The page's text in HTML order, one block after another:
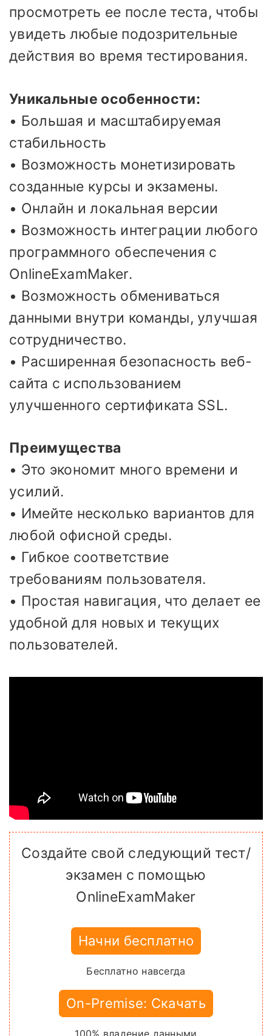
просмотреть ее после теста, чтобы
увидеть любые подозрительные
действия во время тестирования.
Уникальные особенности:
• Большая и масштабируемая
стабильность
• Возможность монетизировать
созданные курсы и экзамены.
• Онлайн и локальная версии
• Возможность интеграции любого
программного обеспечения с
OnlineExamMaker.
• Возможность обмениваться
данными внутри команды, улучшая
сотрудничество.
• Расширенная безопасность веб-
сайта с использованием
улучшенного сертификата SSL.
Преимущества
• Это экономит много времени и
усилий.
• Имейте несколько вариантов для
любой офисной среды.
• Гибкое соответствие
требованиям пользователя.
• Простая навигация, что делает ее
удобной для новых и текущих
пользователей.
Создайте свой следующий тест/
экзамен с помощью
OnlineExamMaker
Начни бесплатно
Бесплатно навсегда
On-Premise: Скачать
100% владение данными